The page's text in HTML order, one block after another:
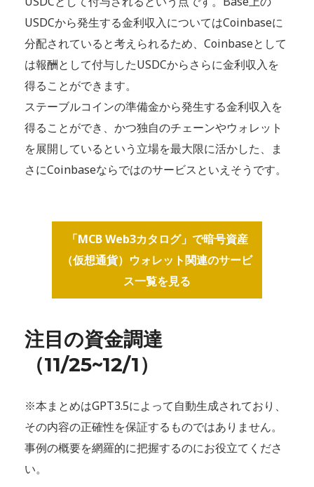
USDCから発生する金利収入についてはCoinbaseに
分配されていると考えられるため、Coinbaseとして
は報酬として付与したUSDCからさらに金利収入を
得ることができます。
ステーブルコインの準備金から発生する金利収入を
得ることができ、かつ独自のチェーンやウォレット
を展開しているという立場を最大限に活かした、ま
さにCoinbaseならではのサービスといえそうです。
「MCB Web3カタログ」で暗号資産
（仮想通貨）ウォレット関連のサービ
ス一覧を見る
注目の資金調達
（11/25~12/1）
※本まとめはGPT3.5によって自動生成されており、
その内容の正確性を保証するものではありません。
事例の概要を網羅的に把握するのにお役立てくださ
い。